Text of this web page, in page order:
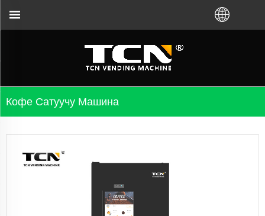
Кофе Сатуучу Машина
сатуучу автоматтар боюнча жетекчилик